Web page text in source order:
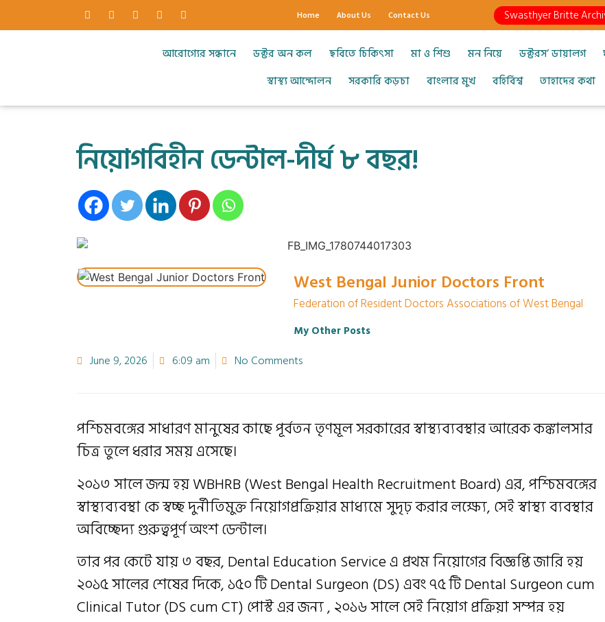
Home About Us Contact Us Swasthyer Britte
আরোগ্যের সন্ধানে ডক্টর অন কল ছবিতে চিকিৎসা মা ও শিশু মন নিয়ে ডক্টরস’ ডায়ালগ
স্বাস্থ্য আন্দোলন
সরকারি কড়চা বাংলার মুখ বহির্বিশ্ব তাহাদের কথা
নিয়োগবিহীন ডেন্টাল-দীর্ঘ ৮ বছর!
West Bengal Junior Doctors Front
Federation of Resident Doctors Associations of West Bengal
My Other Posts
June 9, 2026 6:09 am No Comments
পশ্চিমবঙ্গের সাধারণ মানুষের কাছে পূর্বতন তৃণমূল সরকারের স্বাস্থ্যব্যবস্থার আরেক কঙ্কালসার
চিত্র তুলে ধরার সময় এসেছে।
২০১৩ সালে জন্ম হয় WBHRB (West Bengal Health Recruitment Board) এর, পশ্চিমবঙ্গের
স্বাস্থ্যব্যবস্থা কে স্বচ্ছ দুর্নীতিমুক্ত নিয়োগপ্রক্রিয়ার মাধ্যমে সুদৃঢ় করার লক্ষ্যে, সেই স্বাস্থ্য ব্যবস্থার
অবিচ্ছেদ্য গুরুত্বপূর্ণ অংশ ডেন্টাল।
তার পর কেটে যায় ৩ বছর, Dental Education Service এ প্রথম নিয়োগের বিজ্ঞপ্তি জারি হয়
২০১৫ সালের শেষের দিকে, ১৫০ টি Dental Surgeon (DS) এবং ৭৫ টি Dental Surgeon cum
Clinical Tutor (DS cum CT) পোস্ট এর জন্য , ২০১৬ সালে সেই নিয়োগ প্রক্রিয়া সম্পন্ন হয়